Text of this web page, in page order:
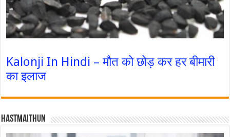
Kalonji In Hindi – मौत को छोड़ कर हर बीमारी
का इलाज
Hastmaithun